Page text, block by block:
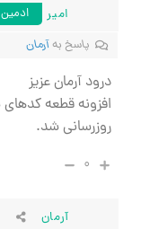
امیر
ادمین
پاسخ بهآرمان
درود آرمان عزیز
روزرسانی شد.
۰
آرمان